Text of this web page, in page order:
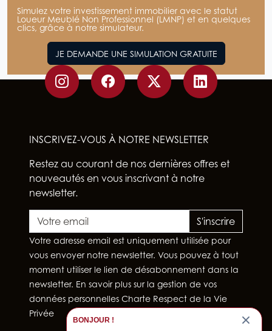
Simulez votre investissement immobilier avec le statut
Loueur Meublé Non Professionnel (LMNP) et en quelques
clics, grâce à notre simulateur.
JE DEMANDE UNE SIMULATION GRATUITE
INSCRIVEZ-VOUS À NOTRE NEWSLETTER
Restez au courant de nos dernières offres et
nouveautés en vous inscrivant à notre
newsletter.
S'inscrire
Votre adresse email est uniquement utilisée pour
vous envoyer notre newsletter. Vous pouvez à tout
moment utiliser le lien de désabonnement dans la
newsletter. En savoir plus sur la gestion de vos
données personnelles Charte Respect de la Vie
Privée
BONJOUR !